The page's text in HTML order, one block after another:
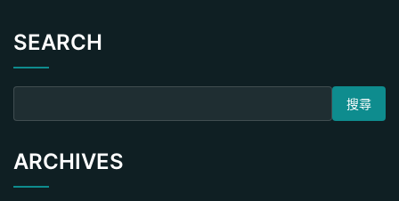
SEARCH
搜尋關鍵字:
ARCHIVES